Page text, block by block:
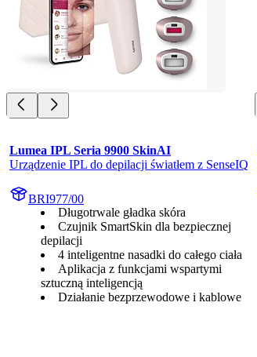
Lumea IPL Seria 9900 SkinAI
Urządzenie IPL do depilacji światłem z SenseIQ
BRI977/00
Długotrwale gładka skóra
Czujnik SmartSkin dla bezpiecznej
depilacji
4 inteligentne nasadki do całego ciała
Aplikacja z funkcjami wspartymi
sztuczną inteligencją
Działanie bezprzewodowe i kablowe